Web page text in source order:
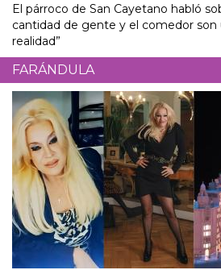
El párroco de San Cayetano habló
cantidad de gente y el comedor
realidad”
FARÁNDULA